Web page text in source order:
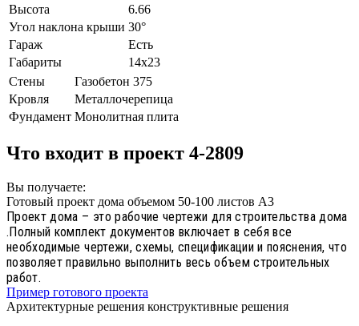
Высота
6.66
Угол наклона крыши 30°
Гараж
Есть
Габариты
14х23
Стены
Газобетон 375
Кровля
Металлочерепица
Фундамент Монолитная плита
Что входит в проект 4-2809
Вы получаете:
Готовый проект дома объемом 50-100 листов А3
Проект дома – это рабочие чертежи для строительства дома
.Полный комплект документов включает в себя все
необходимые чертежи, схемы, спецификации и пояснения, что
позволяет правильно выполнить весь объем строительных
работ.
Пример готового проекта
Архитектурные решения конструктивные решения